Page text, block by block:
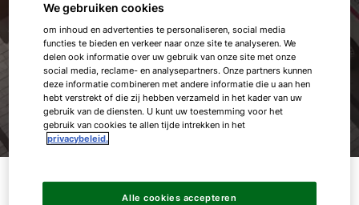
Werkt u met WOLF producten en hebt u assistentie of
advies nodig? Hier vindt u onze contactgegevens. Bel of
mail ons en we helpen u graag.
01.WOLF service
We gebruiken cookies
om inhoud en advertenties te personaliseren, social media
functies te bieden en verkeer naar onze site te analyseren. We
delen ook informatie over uw gebruik van onze site met onze
social media, reclame- en analysepartners. Onze partners kunnen
deze informatie combineren met andere informatie die u aan hen
hebt verstrekt of die zij hebben verzameld in het kader van uw
gebruik van de diensten. U kunt uw toestemming voor het
gebruik van cookies te allen tijde intrekken in het
privacybeleid.
Alle cookies accepteren